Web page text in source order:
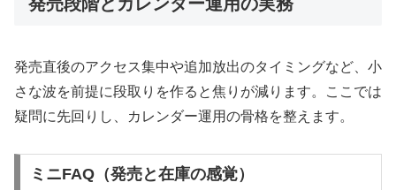
発売直後のアクセス集中や追加放出のタイミングなど、小
さな波を前提に段取りを作ると焦りが減ります。ここでは
疑問に先回りし、カレンダー運用の骨格を整えます。
ミニFAQ（発売と在庫の感覚）